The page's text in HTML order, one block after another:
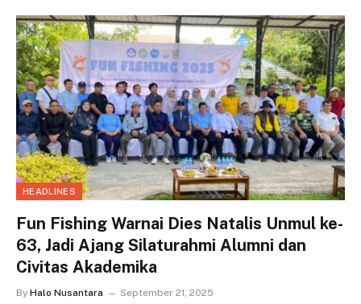
HEADLINES
Fun Fishing Warnai Dies Natalis Unmul ke-
63, Jadi Ajang Silaturahmi Alumni dan
Civitas Akademika
By Halo Nusantara September 21, 2025